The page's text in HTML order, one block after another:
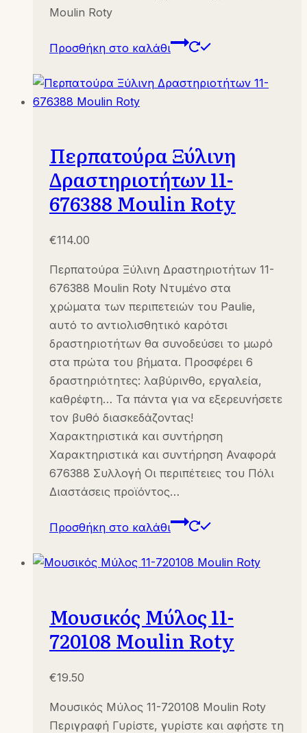
Moulin Roty
Προσθήκη στο καλάθι
Περπατούρα Ξύλινη
Δραστηριοτήτων 11-
676388 Moulin Roty
€114.00
Περπατούρα Ξύλινη Δραστηριοτήτων 11-
676388 Moulin Roty Ντυμένο στα
χρώματα των περιπετειών του Paulie,
αυτό το αντιολισθητικό καρότσι
δραστηριοτήτων θα συνοδεύσει το μωρό
στα πρώτα του βήματα. Προσφέρει 6
δραστηριότητες: λαβύρινθο, εργαλεία,
καθρέφτη… Τα πάντα για να εξερευνήσετε
τον βυθό διασκεδάζοντας!
Χαρακτηριστικά και συντήρηση
Χαρακτηριστικά και συντήρηση Αναφορά
676388 Συλλογή Οι περιπέτειες του Πόλι
Διαστάσεις προϊόντος…
Προσθήκη στο καλάθι
Μουσικός Μύλος 11-
720108 Moulin Roty
€19.50
Μουσικός Μύλος 11-720108 Moulin Roty
Περιγραφή Γυρίστε, γυρίστε και αφήστε τη